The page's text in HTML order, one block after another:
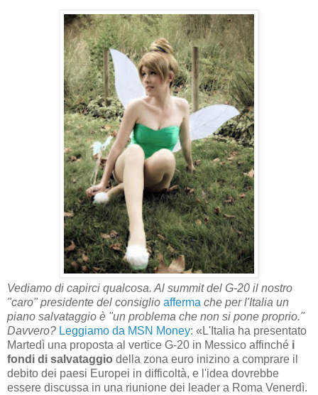
Vediamo di capirci qualcosa. Al summit del G-20 il nostro
"caro" presidente del consiglio afferma che per l'Italia un
piano salvataggio è "un problema che non si pone proprio."
Davvero? Leggiamo da MSN Money: «L'Italia ha presentato
Martedì una proposta al vertice G-20 in Messico affinché i
fondi di salvataggio della zona euro inizino a comprare il
debito dei paesi Europei in difficoltà, e l'idea dovrebbe
essere discussa in una riunione dei leader a Roma Venerdì.